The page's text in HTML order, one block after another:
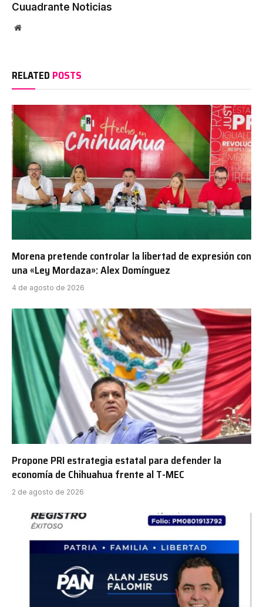
Cuuadrante Noticias
Website
RELATED POSTS
Morena pretende controlar la libertad de expresión con
una «Ley Mordaza»: Alex Domínguez
4 de agosto de 2026
Propone PRI estrategia estatal para defender la
economía de Chihuahua frente al T-MEC
2 de agosto de 2026